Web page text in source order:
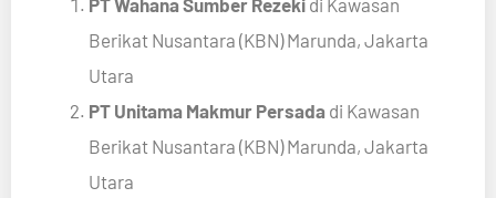
PT Wahana Sumber Rezeki di Kawasan
Berikat Nusantara (KBN) Marunda, Jakarta
Utara
PT Unitama Makmur Persada di Kawasan
Berikat Nusantara (KBN) Marunda, Jakarta
Utara